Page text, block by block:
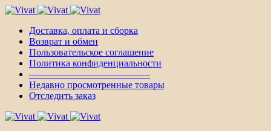
Доставка, оплата и сборка
Возврат и обмен
Пользовательское соглашение
Политика конфиденциальности
————————————–
Недавно просмотренные товары
Отследить заказ